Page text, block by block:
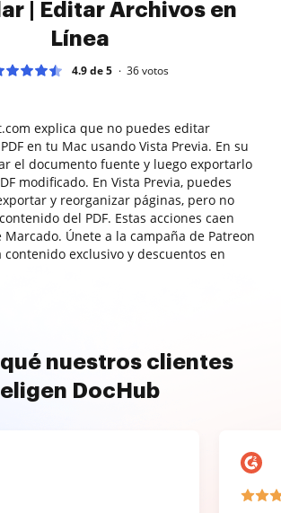
| Editar Archivos en
Línea
4.9 de 5 36votos
explica que no puedes editar
en tu Mac usando Vista Previa. En su
el documento fuente y luego exportarlo
modificado. En Vista Previa, puedes
y reorganizar páginas, pero no
del PDF. Estas acciones caen
Únete a la campaña de Patreon
exclusivo y descuentos en
nuestros clientes
eligen DocHub